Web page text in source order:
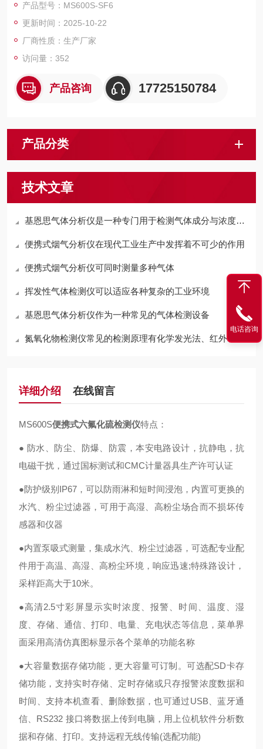
产品型号：MS600S-SF6
更新时间：2025-10-22
厂商性质：生产厂家
访问量：352
产品咨询 17725150784
产品分类
技术文章
基恩思气体分析仪是一种专门用于检测气体成分与浓度的设备
便携式烟气分析仪在现代工业生产中发挥着不可少的作用
便携式烟气分析仪可同时测量多种气体
挥发性气体检测仪可以适应各种复杂的工业环境
基恩思气体分析仪作为一种常见的气体检测设备
氮氧化物检测仪常见的检测原理有化学发光法、红外吸收法两种
详细介绍 在线留言
MS600S便携式六氟化硫检测仪特点：
● 防水、防尘、防爆、防震，本安电路设计，抗静电，抗
电磁干扰，通过国标测试和CMC计量器具生产许可认证
●防护级别IP67，可以防雨淋和短时间浸泡，内置可更换的
水汽、粉尘过滤器，可用于高湿、高粉尘场合而不损坏传
感器和仪器
●内置泵吸式测量，集成水汽、粉尘过滤器，可选配专业配
件用于高温、高湿、高粉尘环境，响应迅速;特殊路设计，
采样距高大于10米。
●高清2.5寸彩屏显示实时浓度、报警、时间、温度、湿
度、存储、通信、打印、电量、充电状态等信息，菜单界
面采用高清仿真图标显示各个菜单的功能名称
●大容量数据存储功能，更大容量可订制。可选配SD卡存
储功能，支持实时存储、定时存储或只存报警浓度数据和
时间、支持本机查看、删除数据，也可通过USB、蓝牙通
信、RS232 接口将数据上传到电脑，用上位机软件分析数
据和存储、打印。支持远程无线传输(选配功能)
电话咨询